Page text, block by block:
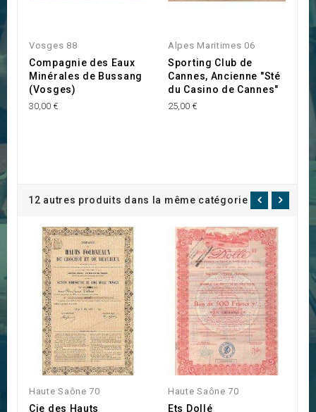
Vosges 88
Compagnie des Eaux
Minérales de Bussang
(Vosges)
30,00 €
Alpes Maritimes 06
Sporting Club de
Cannes, Ancienne "Sté
du Casino de Cannes"
25,00 €
12 autres produits dans la même catégorie :
Haute Saône 70
Cie des Hauts
Haute Saône 70
Ets Dollé